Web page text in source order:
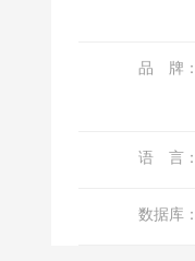
品 牌：
语 言：
数据库：